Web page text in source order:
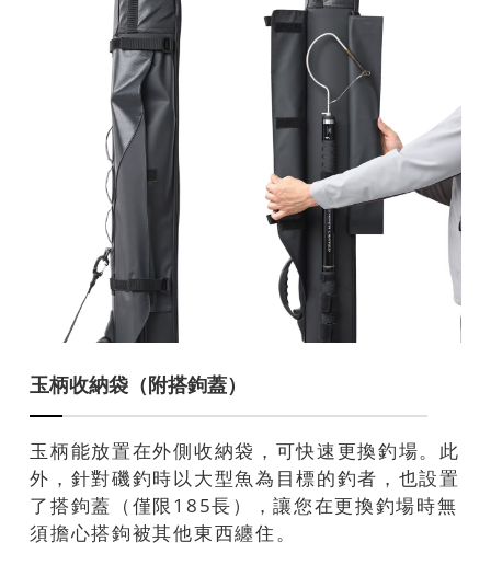
玉柄收納袋（附搭鉤蓋）
玉柄能放置在外側收納袋，可快速更換釣場。此
外，針對磯釣時以大型魚為目標的釣者，也設置
了搭鉤蓋（僅限185長），讓您在更換釣場時無
須擔心搭鉤被其他東西纏住。